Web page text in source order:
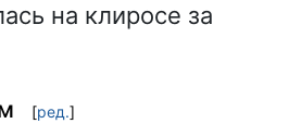
на клиросе за
[ред.]